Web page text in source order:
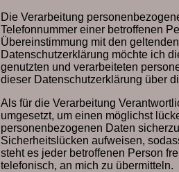
Die Verarbeitung
Telefonnummer einer betroffenen
Übereinstimmung mit den
Datenschutzerklärung möchte ich
genutzten und verarbeiteten
dieser Datenschutzerklärung über
Als für die Verarbeitung
umgesetzt, um einen möglichst
personenbezogenen Daten
Sicherheitslücken aufweisen,
steht es jeder betroffenen Person
telefonisch, an mich zu übermitteln.